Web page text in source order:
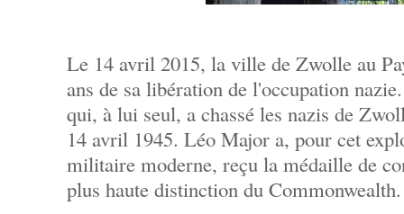
Le 14 avril 2015, la ville de Zwolle au
ans de sa libération de l'occupation
qui, à lui seul, a chassé les nazis de
14 avril 1945. Léo Major a, pour cet
militaire moderne, reçu la médaille de
plus haute distinction du Commonwealth.